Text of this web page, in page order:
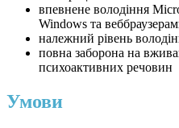
впевнене володіння
Windows та
належний рівень
повна заборона на
психоактивних речовин
Умови